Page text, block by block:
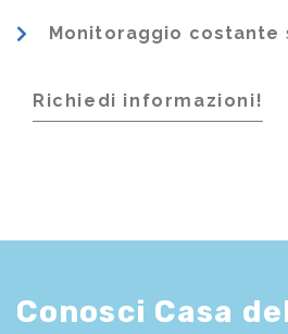
Monitoraggio costante
Richiedi informazioni!
Conosci Casa